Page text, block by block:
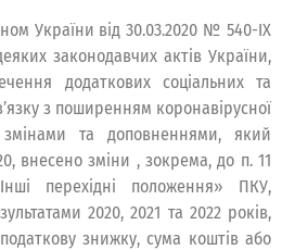
України від 30.03.2020 № 540-IX
законодавчих актів України,
додаткових соціальних та
з поширенням коронавірусної
змінами та доповненнями, який
внесено зміни , зокрема, до п. 11
перехідні положення» ПКУ,
2020, 2021 та 2022 років,
знижку, сума коштів або